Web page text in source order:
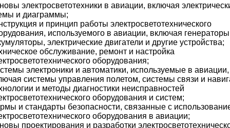
электросветотехники в авиации, включая
и диаграммы;
и принцип работы электросветотехнического
используемого в авиации, включая
электрические двигатели и другие устройства;
обслуживание, ремонт и настройка
оборудования;
электроники и автоматики, используемые в авиации,
системы управления полетом, системы связи и
и методы диагностики неисправностей
оборудования и систем;
и стандарты безопасности, связанные с
оборудования в авиации;
проектирования и разработки